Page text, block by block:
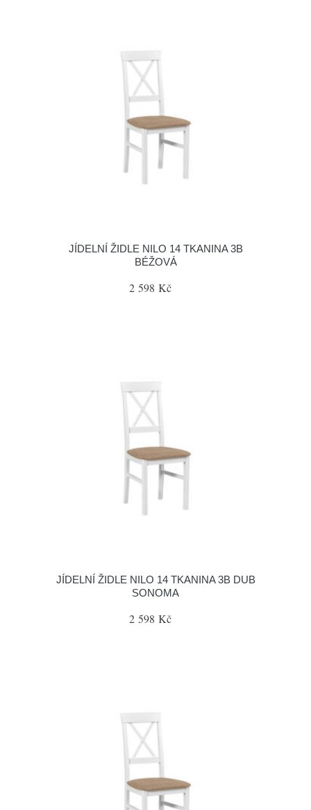
JÍDELNÍ ŽIDLE NILO 14 TKANINA 3B
BÉŽOVÁ
2 598 Kč
JÍDELNÍ ŽIDLE NILO 14 TKANINA 3B DUB
SONOMA
2 598 Kč